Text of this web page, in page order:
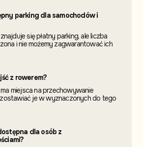
parking dla samochodów i
się płatny parking, ale liczba
i nie możemy zagwarantować ich
z rowerem?
miejsca na przechowywanie
je w wyznaczonych do tego
dla osób z